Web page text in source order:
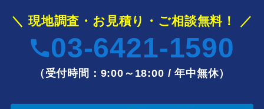
＼ 現地調査・お見積り・ご相談無料！ ／
03-6421-1590
（受付時間：9:00～18:00 / 年中無休）